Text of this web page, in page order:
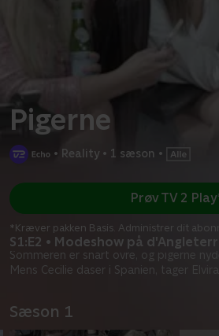
Pigerne
• Reality • 1 sæson •
S1:E2 • Modeshow på
Sommeren er snart ovre, og pigerne
Mens Cecilie daser i Spanien, tager
Prøv TV 2
*Kræver pakken Basis. Administrer dit
Sæson 1